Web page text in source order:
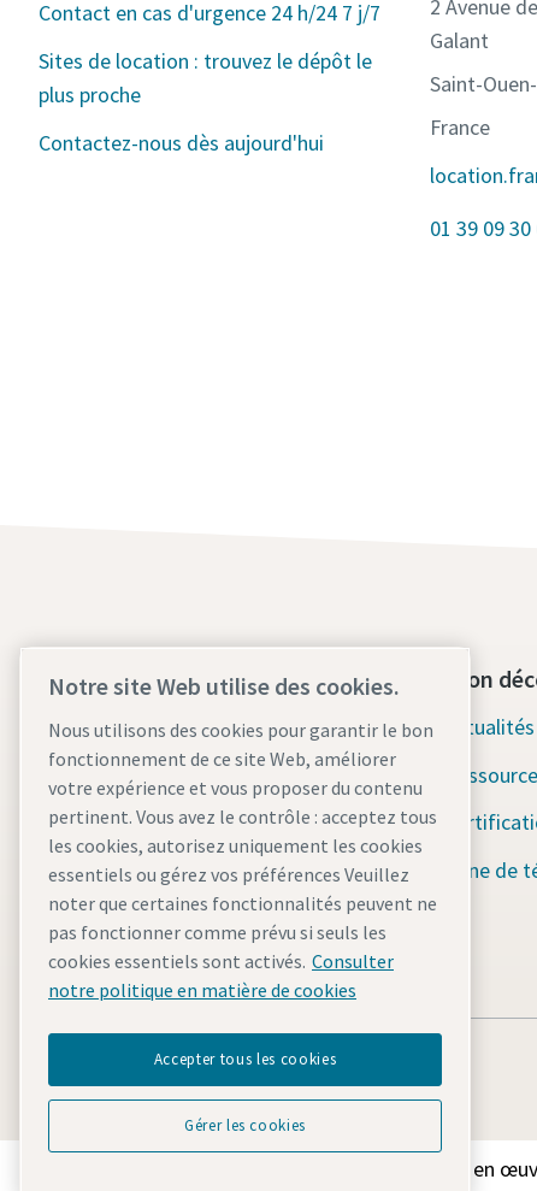
Contact en cas d'urgence 24 h/24 7 j/7
Sites de location : trouvez le dépôt le
plus proche
Contactez-nous dès aujourd'hui
2 Avenue
Galant
Saint-
France
01 39 09 30
Contactez-nous dès aujourd'hui
Assistance d'urgence 24h/24 et
7j/7
Nos services
Parc
Industries
Pourquoi la location ?
Section
Zone de
Découvrez comment le groupe Atlas Copco met en
Notre site Web utilise des cookies.
Nous utilisons des cookies pour garantir le bon
fonctionnement de ce site Web, améliorer
votre expérience et vous proposer du contenu
pertinent. Vous avez le contrôle : acceptez tous
les cookies, autorisez uniquement les cookies
essentiels ou gérez vos préférences Veuillez
noter que certaines fonctionnalités peuvent ne
pas fonctionner comme prévu si seuls les
cookies essentiels sont activés. Consulter
notre politique en matière de cookies
Accepter tous les cookies
Gérer les cookies